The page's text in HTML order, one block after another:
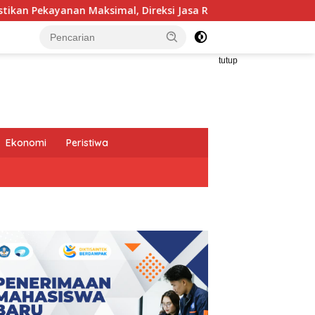
Direksi Jasa Raharja Tinjau Korban Kebakaran KM Mutiara
tutup
Ekonomi Peristiwa